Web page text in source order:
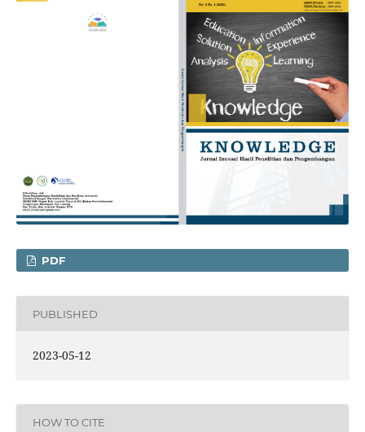
PDF
PUBLISHED
2023-05-12
HOW TO CITE